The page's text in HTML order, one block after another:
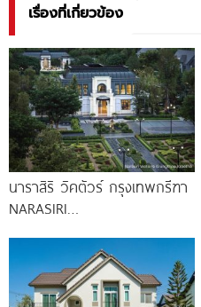
เรื่องที่เกี่ยวข้อง
นาราสิริ วิคตัวร์ กรุงเทพกรีฑา
NARASIRI
บ้านเดี่ยวหรูโครงการใหม่จาก
แสนสิริ แรงบันดาลใจจาก Le